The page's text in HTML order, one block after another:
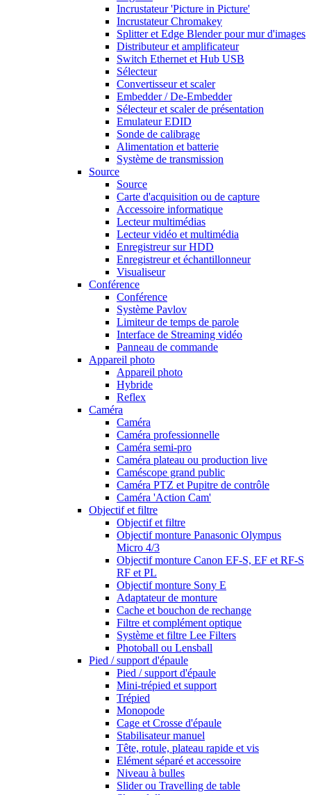
Incrustateur 'Picture in Picture'
Incrustateur Chromakey
Splitter et Edge Blender pour mur d'images
Distributeur et amplificateur
Switch Ethernet et Hub USB
Sélecteur
Convertisseur et scaler
Embedder / De-Embedder
Sélecteur et scaler de présentation
Emulateur EDID
Sonde de calibrage
Alimentation et batterie
Système de transmission
Source
Source
Carte d'acquisition ou de capture
Accessoire informatique
Lecteur multimédias
Lecteur vidéo et multimédia
Enregistreur sur HDD
Enregistreur et échantillonneur
Visualiseur
Conférence
Conférence
Système Pavlov
Limiteur de temps de parole
Interface de Streaming vidéo
Panneau de commande
Appareil photo
Appareil photo
Hybride
Reflex
Caméra
Caméra
Caméra professionnelle
Caméra semi-pro
Caméra plateau ou production live
Caméscope grand public
Caméra PTZ et Pupitre de contrôle
Caméra 'Action Cam'
Objectif et filtre
Objectif et filtre
Objectif monture Panasonic Olympus
Micro 4/3
Objectif monture Canon EF-S, EF et RF-S
RF et PL
Objectif monture Sony E
Adaptateur de monture
Cache et bouchon de rechange
Filtre et complément optique
Système et filtre Lee Filters
Photoball ou Lensball
Pied / support d'épaule
Pied / support d'épaule
Mini-trépied et support
Trépied
Monopode
Cage et Crosse d'épaule
Stabilisateur manuel
Tête, rotule, plateau rapide et vis
Elément séparé et accessoire
Niveau à bulles
Slider ou Travelling de table